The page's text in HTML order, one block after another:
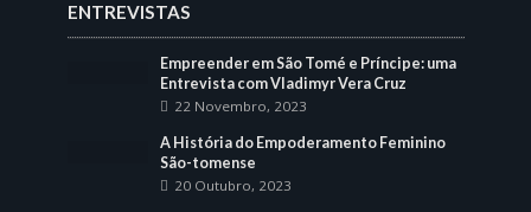
ENTREVISTAS
Empreender em São Tomé e Príncipe: uma
Entrevista com Vladimyr Vera Cruz
22 Novembro, 2023
A História do Empoderamento Feminino
São-tomense
20 Outubro, 2023